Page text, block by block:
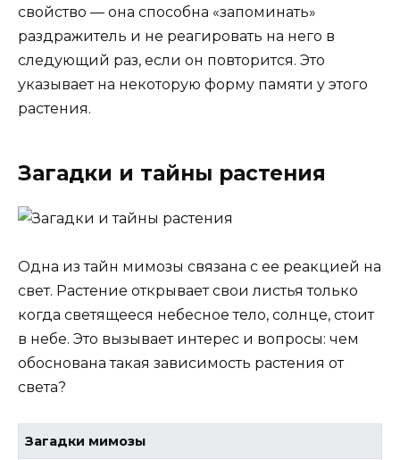
свойство — она способна «запоминать»
раздражитель и не реагировать на него в
следующий раз, если он повторится. Это
указывает на некоторую форму памяти у этого
растения.
Загадки и тайны растения
Одна из тайн мимозы связана с ее реакцией на
свет. Растение открывает свои листья только
когда светящееся небесное тело, солнце, стоит
в небе. Это вызывает интерес и вопросы: чем
обоснована такая зависимость растения от
света?
Загадки мимозы